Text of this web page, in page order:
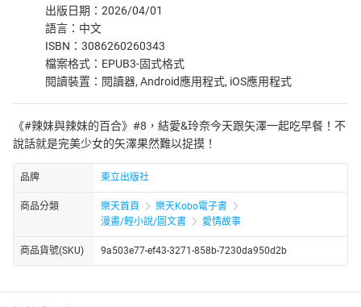
出版日期：2026/04/01
語言：中文
ISBN：3086260260343
檔案格式：EPUB3-固式格式
閱讀裝置：閱讀器, Android應用程式, iOS應用程式
《#辣妹與辣妹的百合》#8，結愛&玲奈今天跟矢澤一起吃早餐！不
說話就是完美少女的矢澤果然難以捉摸！
品牌 東立出版社
商品分類 樂天首頁
樂天Kobo電子書
漫畫/輕小說/圖文書
愛情故事
商品貨號(SKU) 9a503e77-ef43-3271-858b-7230da950d2b